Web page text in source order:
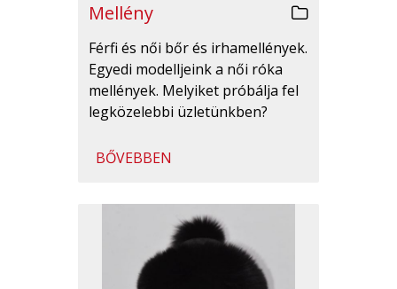
Mellény
Férfi és női bőr és irhamellények.
Egyedi modelljeink a női róka
mellények. Melyiket próbálja fel
legközelebbi üzletünkben?
BŐVEBBEN